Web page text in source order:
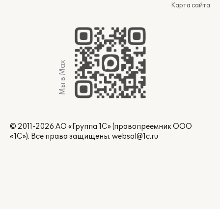
Карта сайта
Мы в Max
© 2011-2026 АО «Группа 1С» (правопреемник ООО
«1С»). Все права защищены. websol@1c.ru